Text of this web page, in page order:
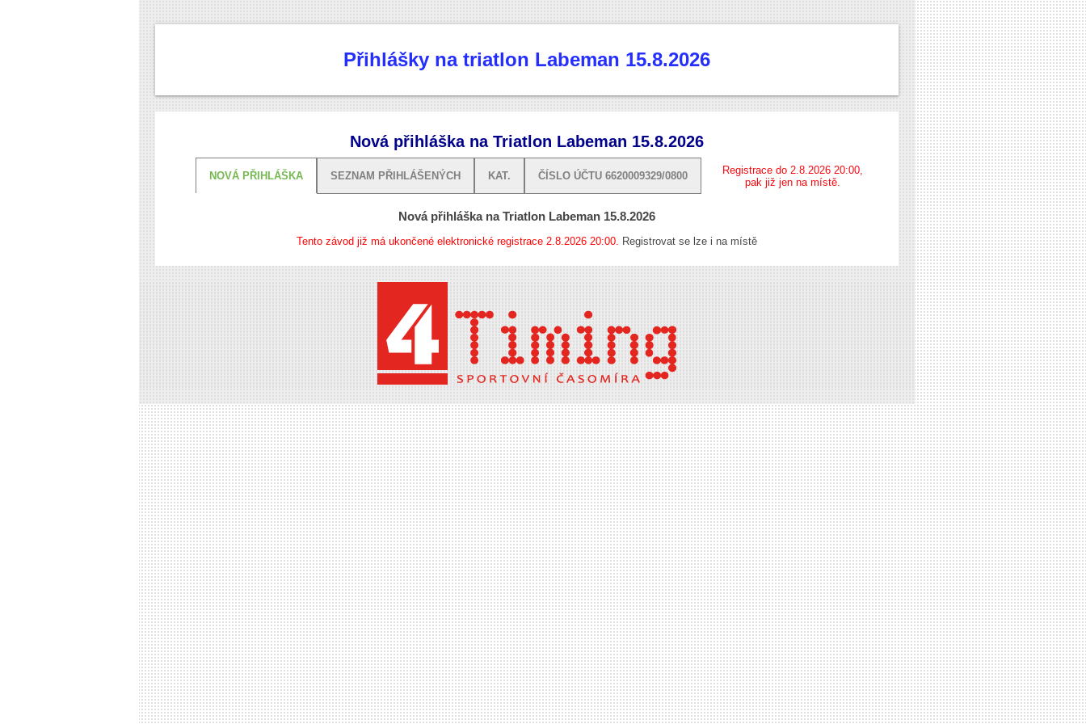
Přihlášky na triatlon Labeman 15.8.2026
Nová přihláška na Triatlon Labeman 15.8.2026
NOVÁ PŘIHLÁŠKA SEZNAM PŘIHLÁŠENÝCH KAT. ČÍSLO ÚČTU 6620009329/0800
Registrace do 2.8.2026 20:00,
pak již jen na místě.
Nová přihláška na Triatlon Labeman 15.8.2026
Tento závod již má ukončené elektronické registrace 2.8.2026 20:00. Registrovat se lze i na místě